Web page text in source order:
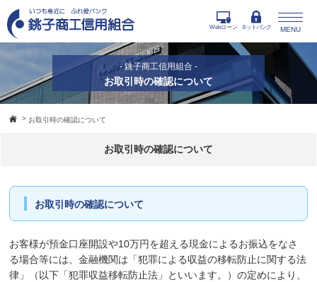
MENU
Webローン ネットバンク
- 銚子商工信用組合 -
お取引時の確認について
> お取引時の確認について
お取引時の確認について
お取引時の確認について
お客様が預金口座開設や10万円を超える現金によるお振込をなさ
る場合等には、金融機関は「犯罪による収益の移転防止に関する法
律」（以下「犯罪収益移転防止法」といいます。）の定めにより、